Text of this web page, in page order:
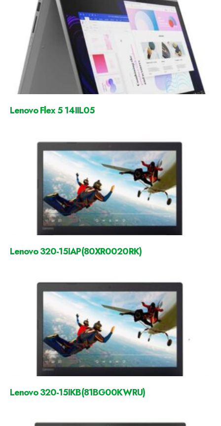
Lenovo Flex 5 14IIL05
Lenovo 320-15IAP(80XR0020RK)
Lenovo 320-15IKB(81BG00KWRU)